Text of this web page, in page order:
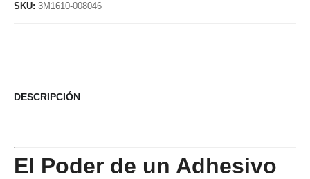
SKU: 3M1610-008046
DESCRIPCIÓN
El Poder de un Adhesivo